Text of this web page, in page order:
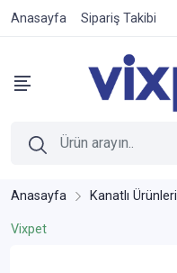
Anasayfa Sipariş Takibi
Anasayfa Kanatlı Ürünleri
Vixpet